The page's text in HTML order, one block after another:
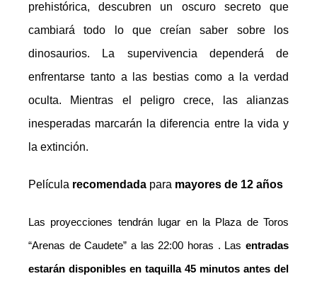
prehistórica, descubren un oscuro secreto que
cambiará todo lo que creían saber sobre los
dinosaurios. La supervivencia dependerá de
enfrentarse tanto a las bestias como a la verdad
oculta. Mientras el peligro crece, las alianzas
inesperadas marcarán la diferencia entre la vida y
la extinción.
Película recomendada para mayores de 12 años
Las proyecciones tendrán lugar en la Plaza de Toros
“Arenas de Caudete” a las 22:00 horas . Lasentradas
estarán disponibles en taquilla 45 minutos antes del